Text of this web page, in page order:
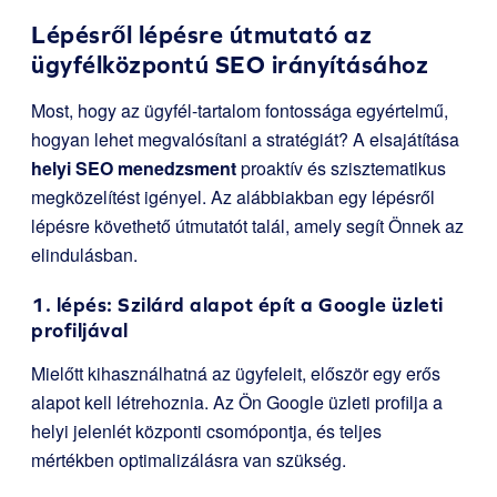
Lépésről lépésre útmutató az
ügyfélközpontú SEO irányításához
Most, hogy az ügyfél-tartalom fontossága egyértelmű,
hogyan lehet megvalósítani a stratégiát? A elsajátítása
helyi SEO menedzsmentproaktív és szisztematikus
megközelítést igényel. Az alábbiakban egy lépésről
lépésre követhető útmutatót talál, amely segít Önnek az
elindulásban.
1. lépés: Szilárd alapot épít a Google üzleti
profiljával
Mielőtt kihasználhatná az ügyfeleit, először egy erős
alapot kell létrehoznia. Az Ön Google üzleti profilja a
helyi jelenlét központi csomópontja, és teljes
mértékben optimalizálásra van szükség.